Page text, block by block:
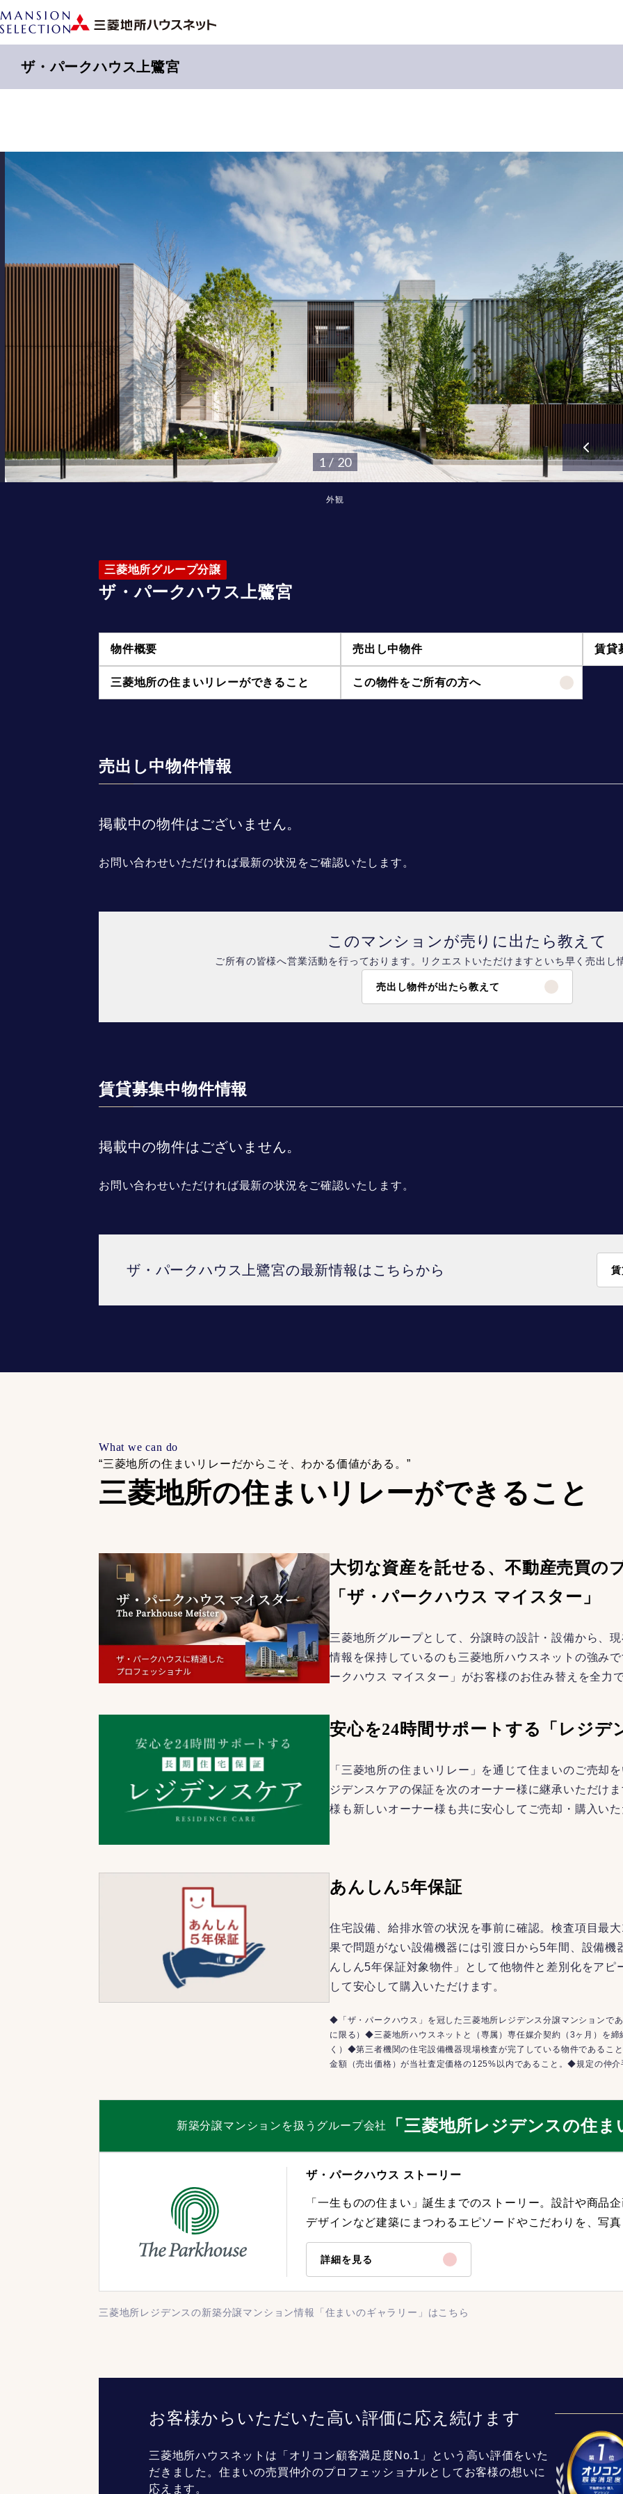
ザ・パークハウス上鷺宮
外観
1 / 20
三菱地所グループ分譲
ザ・パークハウス上鷺宮
物件概要 売出し中物件 賃貸
三菱地所の住まいリレーができること この物件をご所有の方へ
売出し中物件情報
掲載中の物件はございません。
お問い合わせいただければ最新の状況をご確認いたします。
このマンションが売りに出たら教えて
ご所有の皆様へ営業活動を行っております。リクエストいただけますといち早く売出し
売出し物件が出たら教えて
賃貸募集中物件情報
掲載中の物件はございません。
お問い合わせいただければ最新の状況をご確認いたします。
ザ・パークハウス上鷺宮の最新情報はこちらから
What we can do
“三菱地所の住まいリレーだからこそ、 わかる価値がある。”
三菱地所の住まいリレーができること
大切な資産を託せる、不動産売買の
「ザ・パークハウス マイスター」
三菱地所グループとして、分譲時の設計・設備から、
情報を保持しているのも三菱地所ハウスネットの強み
ークハウス マイスター」がお客様のお住み替えを全力
安心を24時間サポートする「レジデ
「三菱地所の住まいリレー」を通じて住まいのご売却
ジデンスケアの保証を次のオーナー様に継承いただけ
様も新しいオーナー様も共に安心してご売却・購入いた
あんしん5年保証
住宅設備、給排水管の状況を事前に確認。検査項目最
果で問題がない設備機器には引渡日から5年間、設備
んしん5年保証対象物件」として他物件と差別化をアピ
して安心して購入いただけます。
◆「ザ・パークハウス」を冠した三菱地所レジデンス分譲マンションで
に限る）◆三菱地所ハウスネットと（専属）専任媒介契約（3ヶ月）を
く）◆第三者機関の住宅設備機器現場検査が完了している物件である
金額（売出価格）が当社査定価格の125%以内であること。◆規定の仲介
新築分譲マンションを扱うグループ会社 「三菱地所レジデンスの住ま
ザ・パークハウス ストーリー
「一生ものの住まい」誕生までのストーリー。設計や商品企
デザインなど建築にまつわるエピソードやこだわりを、写真
詳細を見る
三菱地所レジデンスの新築分譲マンション情報「住まいのギャラリー」はこちら
お客様からいただいた高い評価に応え続けます
三菱地所ハウスネットは「オリコン顧客満足度No.1」という高い評価をいた
だきました。住まいの売買仲介のプロフェッショナルとしてお客様の想いに
応えます。